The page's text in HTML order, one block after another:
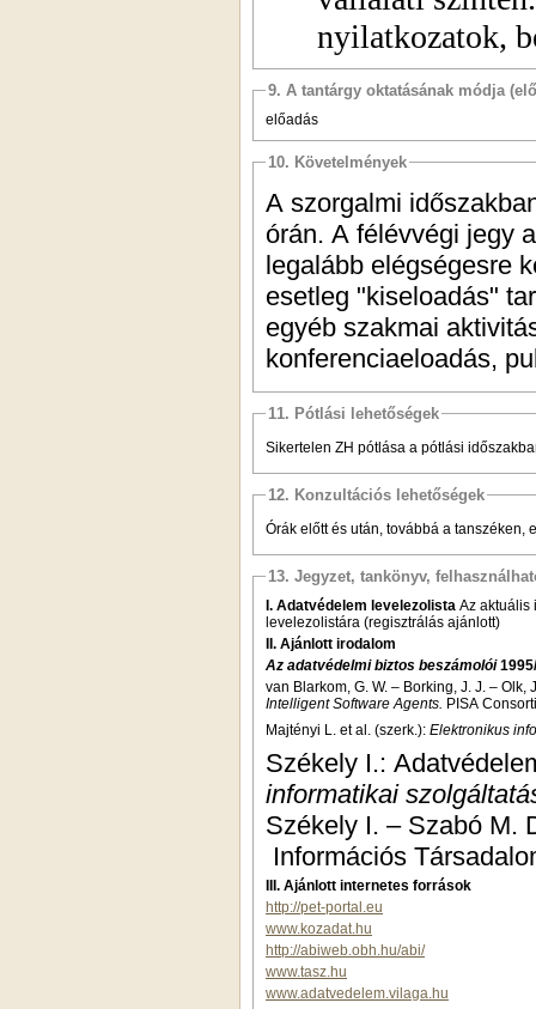
nyilatkozatok,
9. A tantárgy oktatásának módja
előadás
10. Követelmények
A szorgalmi
órán. A félévvégi jegy
legalább elégségesre
esetleg "kiseloadás"
egyéb szakmai
konferenciaeloadás,
11. Pótlási lehetőségek
Sikertelen ZH pótlása a pótlási
12. Konzultációs lehetőségek
Órák előtt és után, továbbá a tanszéken,
13. Jegyzet, tankönyv,
I. Adatvédelem levelezolista Az aktuális
levelezolistára (regisztrálás ajánlott)
II. Ajánlott irodalom
Az adatvédelmi biztos beszámolói
van Blarkom, G. W. – Borking, J. J. – Olk,
Intelligent Software Agents. PISA
Majtényi L. et al. (szerk.): Elektronikus
Székely I.:
informatikai
Székely I. – Szabó M.
Információs
III. Ajánlott internetes források
http://pet-portal.eu
www.kozadat.hu
http://abiweb.obh.hu/abi/
www.tasz.hu
www.adatvedelem.vilaga.hu